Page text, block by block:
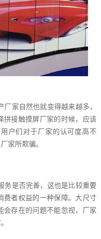
家自然也就变得越来越多，
拼接触摸屏厂家的时候，应该
户们对于厂家的认可度高不
家所欺骗。
务是否完善，这也是比较重要
费者权益的一种保障。大尺寸
会存在的问题不能忽视，厂家